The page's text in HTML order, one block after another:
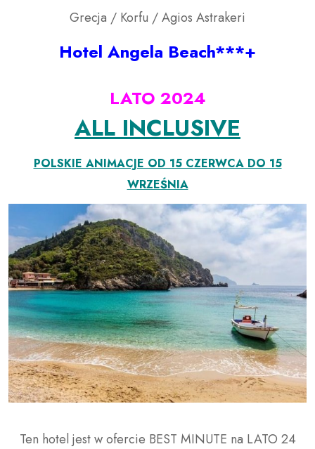
Grecja / Korfu / Agios Astrakeri
Hotel Angela Beach***+
LATO 2024
ALL INCLUSIVE
POLSKIE ANIMACJE OD 15 CZERWCA DO 15
WRZEŚNIA
Ten hotel jest w ofercie BEST MINUTE na LATO 24